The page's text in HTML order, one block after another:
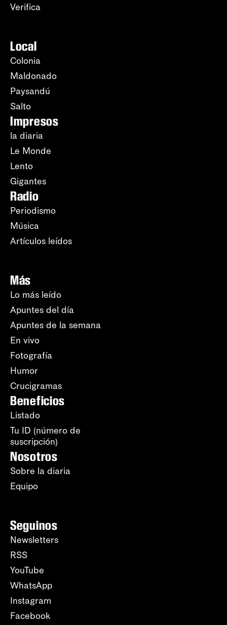
Verifica
Local
Colonia
Maldonado
Paysandú
Salto
Impresos
la diaria
Le Monde
Lento
Gigantes
Radio
Periodismo
Música
Artículos leídos
Más
Lo más leído
Apuntes del día
Apuntes de la semana
En vivo
Fotografía
Humor
Crucigramas
Beneficios
Listado
Tu ID (número de
suscripción)
Nosotros
Sobre la diaria
Equipo
Seguinos
Newsletters
RSS
YouTube
WhatsApp
Instagram
Facebook